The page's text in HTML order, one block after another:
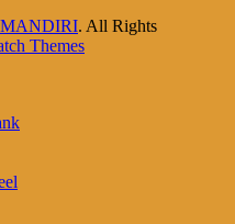
. All Rights
Themes